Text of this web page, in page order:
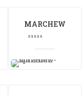
MARCHEW